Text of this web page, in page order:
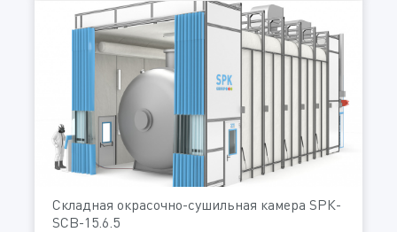
Складная окрасочно-сушильная камера SРК-
SCB-15.6.5